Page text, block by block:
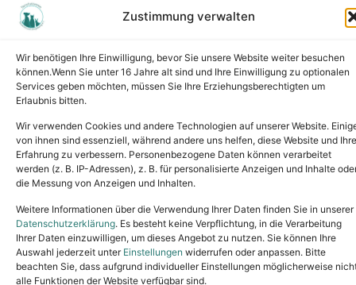
Zustimmung verwalten
Wir benötigen Ihre Einwilligung, bevor Sie unsere Website weiter besuchen
können.Wenn Sie unter 16 Jahre alt sind und Ihre Einwilligung zu optionalen
Services geben möchten, müssen Sie Ihre Erziehungsberechtigten um
Erlaubnis bitten.
Wir verwenden Cookies und andere Technologien auf unserer Website.
von ihnen sind essenziell, während andere uns helfen, diese Website und Ihre
Erfahrung zu verbessern. Personenbezogene Daten können verarbeitet
werden (z. B. IP-Adressen), z. B. für personalisierte Anzeigen und Inhalte
die Messung von Anzeigen und Inhalten.
Weitere Informationen über die Verwendung Ihrer Daten finden Sie in unserer
Datenschutzerklärung. Es besteht keine Verpflichtung, in die Verarbeitung
Ihrer Daten einzuwilligen, um dieses Angebot zu nutzen. Sie können Ihre
Auswahl jederzeit unter Einstellungen widerrufen oder anpassen. Bitte
beachten Sie, dass aufgrund individueller Einstellungen möglicherweise
alle Funktionen der Website verfügbar sind.
Satzung
Copyright © 2024. All rights reserved.
Tel.: (02631) 55356buero@tierheim-neuwied.de
Ludwigshof 1, 56567 Neuwied